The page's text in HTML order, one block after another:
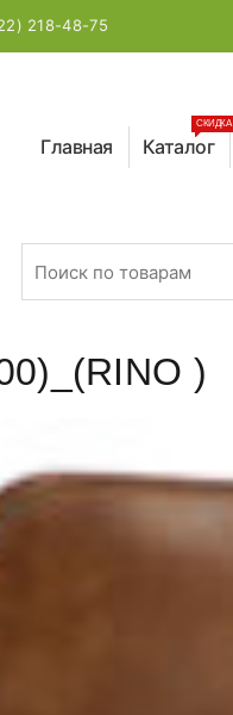
218-48-75
Главная Каталог
СКИДКА
)